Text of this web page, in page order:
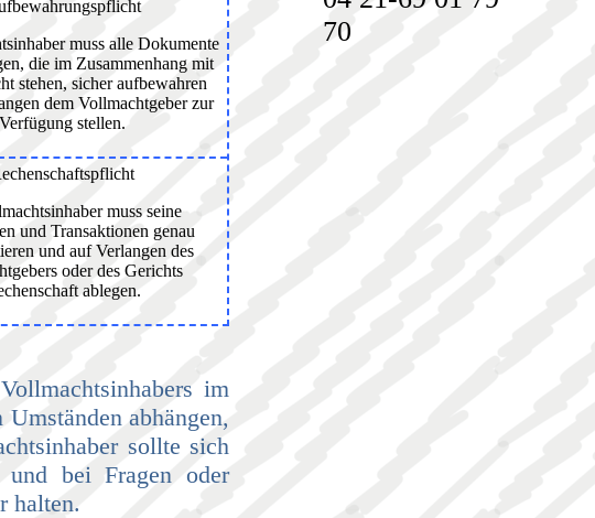
muss alle Dokumente
die im Zusammenhang mit
stehen, sicher aufbewahren
dem Vollmachtgeber zur
Verfügung stellen.
muss seine
und Transaktionen genau
und auf Verlangen des
oder des Gerichts
ablegen.
im
abhängen,
sollte sich
bei Fragen oder
halten.
70